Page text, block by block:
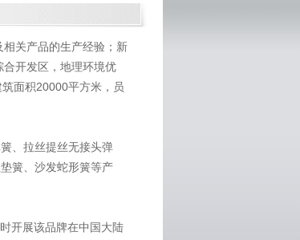
关产品的生产经验；新
开发区，地理环境优
面积20000平方米，员
、拉丝提丝无接头弹
簧、沙发蛇形簧等产
开展该品牌在中国大陆